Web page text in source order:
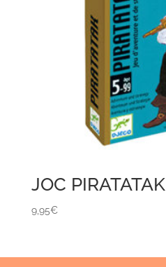
JOC PIRATATAK
9,95€